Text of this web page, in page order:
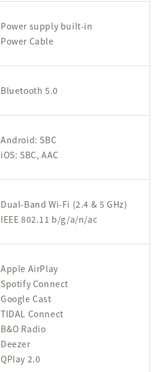
Power supply built-in
Power Cable
Bluetooth 5.0
Android: SBC
iOS: SBC, AAC
Dual-Band Wi-Fi (2.4 & 5 GHz)
IEEE 802.11 b/g/a/n/ac
Apple AirPlay
Spotify Connect
Google Cast
TIDAL Connect
B&O Radio
Deezer
QPlay 2.0